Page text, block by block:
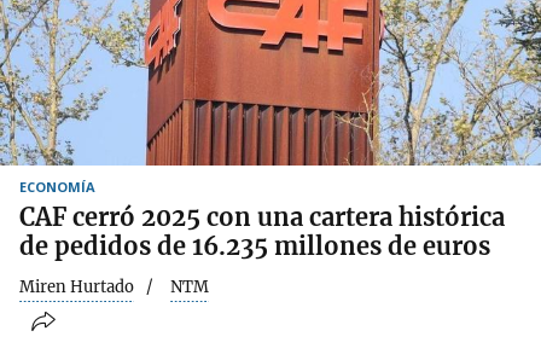
ECONOMÍA
CAF cerró 2025 con una cartera histórica
de pedidos de 16.235 millones de euros
Miren Hurtado NTM